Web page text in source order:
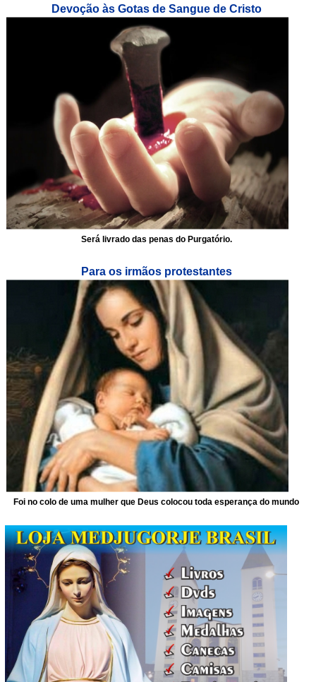
Devoção às Gotas de Sangue de Cristo
Será livrado das penas do Purgatório.
Para os irmãos protestantes
Foi no colo de uma mulher que Deus colocou toda esperança do mundo